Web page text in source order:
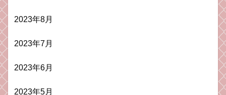
2023年8月
2023年7月
2023年6月
2023年5月